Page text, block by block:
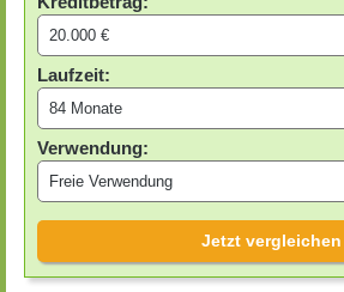
Laufzeit:
Verwendung:
Jetzt vergleichen